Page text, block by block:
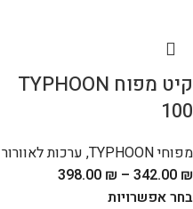
קיט מפוח TYPHOON
100
מפוחי TYPHOON , ערכות לאוורור
342.00 ₪
–
398.00 ₪
בחר אפשרויות